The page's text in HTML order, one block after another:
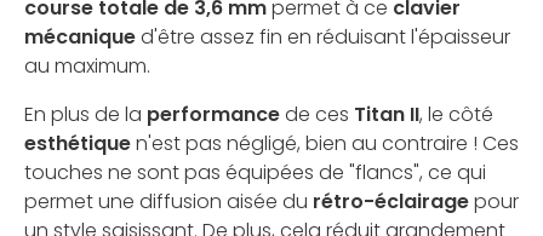
course totale de 3,6 mmpermet à ce clavier
mécaniqued'être assez fin en réduisant l'épaisseur
au maximum.
En plus de la performancede ces Titan II, le côté
esthétiquen'est pas négligé, bien au contraire ! Ces
touches ne sont pas équipées de "flancs", ce qui
permet une diffusion aisée du rétro-éclairagepour